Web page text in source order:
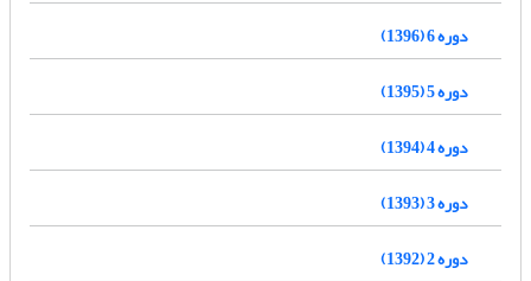
دوره 6 (1396)
دوره 5 (1395)
دوره 4 (1394)
دوره 3 (1393)
دوره 2 (1392)